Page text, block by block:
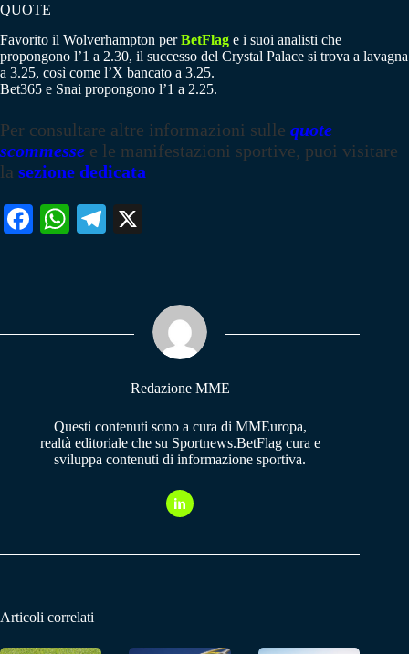
QUOTE
Favorito il Wolverhampton perBetFlag e i suoi analisti che
propongono l’1 a 2.30, il successo del Crystal Palace si trova a lavagna
a 3.25, così come l’X bancato a 3.25.
Bet365 e Snai propongono l’1 a 2.25.
Per consultare altre informazioni sulle quote
scommesse e le manifestazioni sportive, puoi visitare
la sezione dedicata
Fa W
pp
Te
m
Redazione MME
Questi contenuti sono a cura di MMEuropa,
realtà editoriale che su Sportnews.BetFlag cura e
sviluppa contenuti di informazione sportiva.
Articoli correlati